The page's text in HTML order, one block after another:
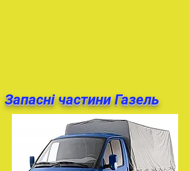
Запасні частини Газель